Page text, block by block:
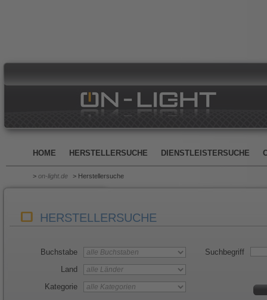
HOME HERSTELLERSUCHE DIENSTLEISTERSUCHE
> on-light.de > Herstellersuche
HERSTELLERSUCHE
Buchstabe
Land
Kategorie
Suchbegriff